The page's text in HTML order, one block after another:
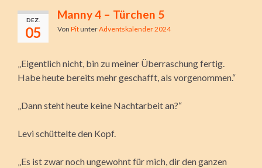
DEZ.
05
Manny 4 – Türchen 5
Von PitunterAdventskalender 2024
„Eigentlich nicht, bin zu meiner Überraschung fertig.
Habe heute bereits mehr geschafft, als vorgenommen.“
„Dann steht heute keine Nachtarbeit an?“
Levi schüttelte den Kopf.
„Es ist zwar noch ungewohnt für mich, dir den ganzen